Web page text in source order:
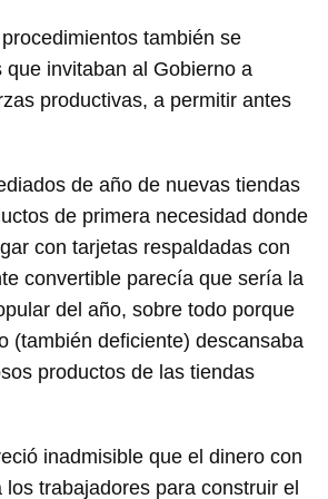
también se
que invitaban al Gobierno a
productivas, a permitir antes
de año de nuevas tiendas
de primera necesidad donde
con tarjetas respaldadas con
convertible parecía que sería la
del año, sobre todo porque
(también deficiente) descansaba
productos de las tiendas
inadmisible que el dinero con
trabajadores para construir el